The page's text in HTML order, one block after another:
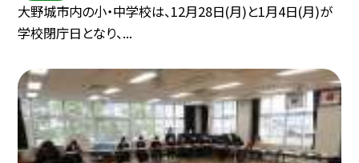
大野城市内の小・中学校は、12月28日(月)と1月4日(月)が
学校閉庁日となり、...